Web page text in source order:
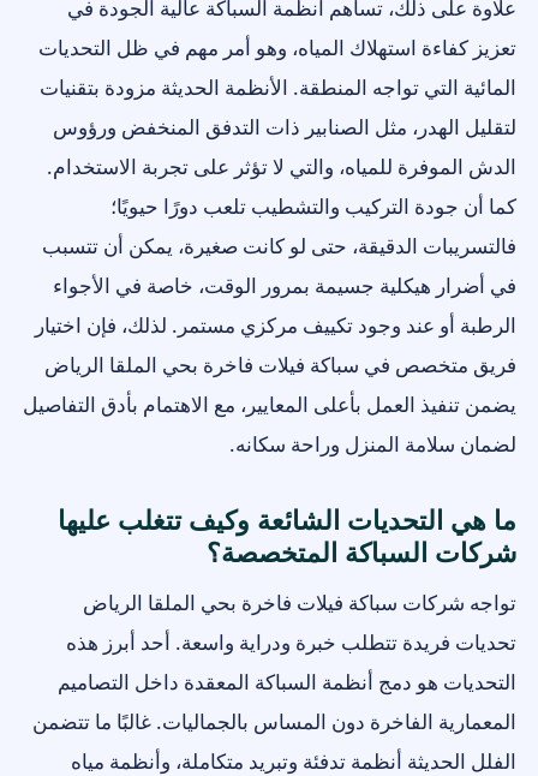
علاوة على ذلك، تساهم أنظمة السباكة عالية الجودة في
تعزيز كفاءة استهلاك المياه، وهو أمر مهم في ظل التحديات
المائية التي تواجه المنطقة. الأنظمة الحديثة مزودة بتقنيات
لتقليل الهدر، مثل الصنابير ذات التدفق المنخفض ورؤوس
الدش الموفرة للمياه، والتي لا تؤثر على تجربة الاستخدام.
كما أن جودة التركيب والتشطيب تلعب دورًا حيويًا؛
فالتسريبات الدقيقة، حتى لو كانت صغيرة، يمكن أن تتسبب
في أضرار هيكلية جسيمة بمرور الوقت، خاصة في الأجواء
الرطبة أو عند وجود تكييف مركزي مستمر. لذلك، فإن اختيار
فريق متخصص في سباكة فيلات فاخرة بحي الملقا الرياض
يضمن تنفيذ العمل بأعلى المعايير، مع الاهتمام بأدق التفاصيل
لضمان سلامة المنزل وراحة سكانه.
ما هي التحديات الشائعة وكيف تتغلب عليها
شركات السباكة المتخصصة؟
تواجه شركات سباكة فيلات فاخرة بحي الملقا الرياض
تحديات فريدة تتطلب خبرة ودراية واسعة. أحد أبرز هذه
التحديات هو دمج أنظمة السباكة المعقدة داخل التصاميم
المعمارية الفاخرة دون المساس بالجماليات. غالبًا ما تتضمن
الفلل الحديثة أنظمة تدفئة وتبريد متكاملة، وأنظمة مياه